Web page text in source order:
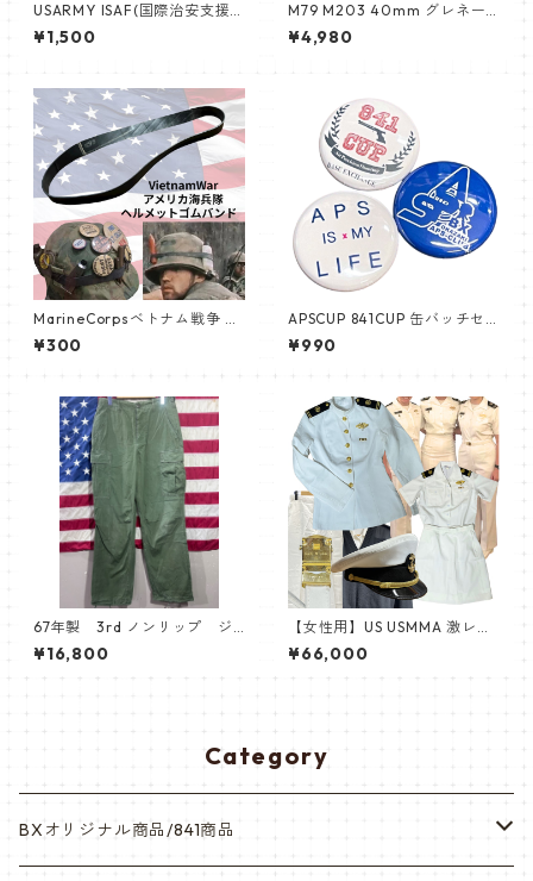
USARMY ISAF(国際治安支援
部隊)パッチ ACU,UCP&マルチ
カム ベルクロ付き新品未使用
¥1,500
M79 M203 40mm グレネー
ドバンダリア
¥4,980
MarineCorpsベトナム戦争 新
品 ヘルメットゴム Nam ナム
戦 usmc 海兵隊 ヘルメットゴ
¥300
APSCUP 841CUP 缶バッチセ
ット 3個入り
¥990
67年製 3rd ノンリップ ジ
ャングルファティーグパンツ
¥16,800
【女性用】US USMMA 激レア
制帽,詰襟ホワイトドレス&冬
服セーター/肩章等 Full Dress
White 制服14セット 冬服・夏
¥66,000
Category
BXオリジナル商品/841商品